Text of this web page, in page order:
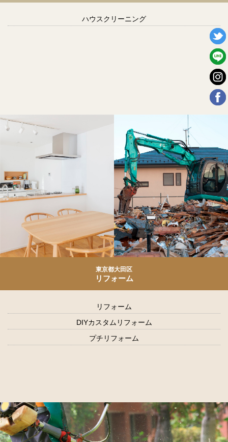
ハウスクリーニング
東京都大田区
リフォーム
リフォーム
DIYカスタムリフォーム
プチリフォーム